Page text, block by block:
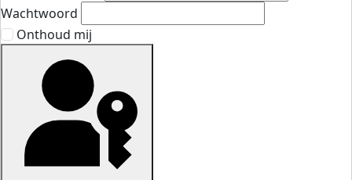
Wachtwoord
Onthoud mij